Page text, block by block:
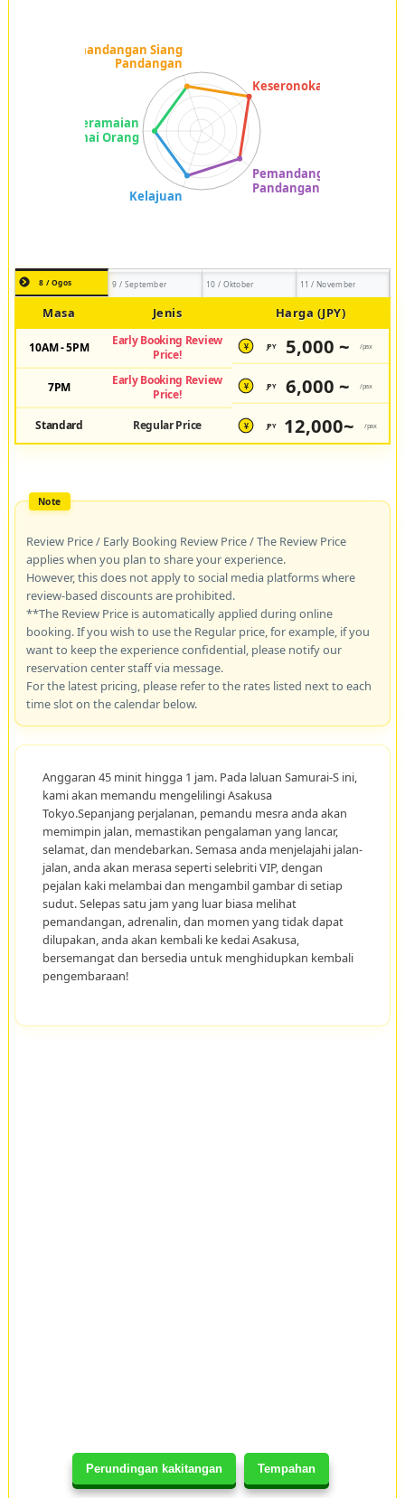
Perundingan kakitangan Tempahan
8 / Ogos 9 / September 10 / Oktober 11 / November
Masa Jenis Harga (JPY)
10AM - 5PM
Early Booking Review
Price!
¥ JPY 5,000 ~ /pax
7PM
Early Booking Review
Price!
¥ JPY 6,000 ~ /pax
Standard Regular Price ¥ JPY 12,000~ /pax
Review Price / Early Booking Review Price / The Review Price
applies when you plan to share your experience.
However, this does not apply to social media platforms where
review-based discounts are prohibited.
**The Review Price is automatically applied during online
booking. If you wish to use the Regular price, for example, if you
want to keep the experience confidential, please notify our
reservation center staff via message.
For the latest pricing, please refer to the rates listed next to each
time slot on the calendar below.
Anggaran 45 minit hingga 1 jam. Pada laluan Samurai-S ini,
kami akan memandu mengelilingi Asakusa
Tokyo.Sepanjang perjalanan, pemandu mesra anda akan
memimpin jalan, memastikan pengalaman yang lancar,
selamat, dan mendebarkan. Semasa anda menjelajahi jalan-
jalan, anda akan merasa seperti selebriti VIP, dengan
pejalan kaki melambai dan mengambil gambar di setiap
sudut. Selepas satu jam yang luar biasa melihat
pemandangan, adrenalin, dan momen yang tidak dapat
dilupakan, anda akan kembali ke kedai Asakusa,
bersemangat dan bersedia untuk menghidupkan kembali
pengembaraan!